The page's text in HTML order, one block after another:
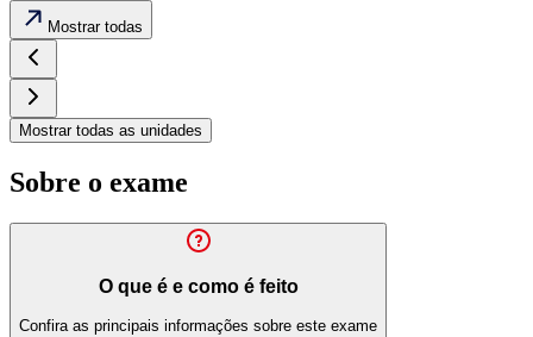
Mostrar todas
Mostrar todas as unidades
Sobre o exame
O que é e como é feito
Confira as principais informações sobre este exame